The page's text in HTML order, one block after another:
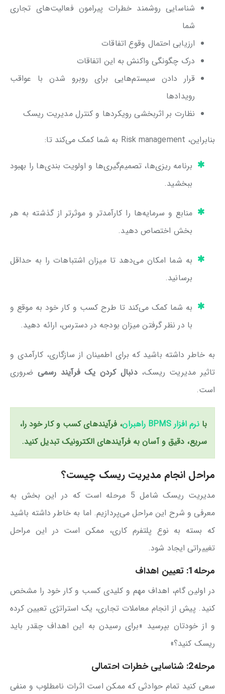
شناسایی روشمند خطرات پیرامون فعالیت‌های تجاری
شما
ارزیابی احتمال وقوع اتفاقات
درک چگونگی واکنش به این اتفاقات
قرار دادن سیستم‌هایی برای روبرو شدن با عواقب
رویدادها
نظارت بر اثربخشی رویکردها و کنترل مدیریت ریسک
بنابراین، Risk management به شما کمک می‌کند تا:
برنامه ریزی‌ها، تصمیم‌گیری‌ها و اولویت بندی‌ها را بهبود
ببخشید.
منابع و سرمایه‌ها را کارآمدتر و موثرتر از گذشته به هر
بخش اختصاص دهید.
به شما امکان می‌دهد تا میزان اشتباهات را به حداقل
برسانید.
به شما کمک می‌کند تا طرح کسب و کار خود به موقع و
با در نظر گرفتن میزان بودجه در دسترس، ارائه دهید.
به خاطر داشته باشید که برای اطمینان از سازگاری، کارآمدی و
تاثیر مدیریت ریسک،دنبال کردن یک فرآیند رسمیضروری
است.
بانرم افزار BPMS راهبران
، فرآیندهای کسب و کار خود را،
سریع، دقیق و آسان به فرآیندهای الکترونیک تبدیل کنید.
مراحل انجام مدیریت ریسک چیست؟
مدیریت ریسک شامل 5 مرحله است که در این بخش به
معرفی و شرح این مراحل می‌پردازیم. اما به خاطر داشته باشید
که بسته به نوع پلتفرم کاری، ممکن است در این مراحل
تغییراتی ایجاد شود.
مرحله1: تعیین اهداف
در اولین گام، اهداف مهم و کلیدی کسب و کار خود را مشخص
کنید. پیش از انجام معاملات تجاری، یک استراتژی تعیین کرده
و از خودتان بپرسید «برای رسیدن به این اهداف چقدر باید
ریسک کنید؟»
مرحله2: شناسایی خطرات احتمالی
سعی کنید تمام حوادثی که ممکن است اثرات نامطلوب و منفی